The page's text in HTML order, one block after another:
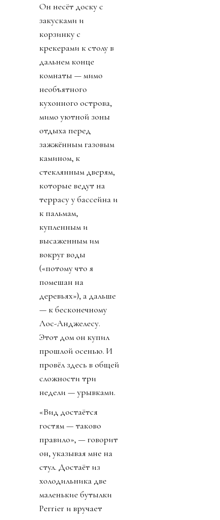
Он несёт доску с
закусками и
корзинку с
крекерами к столу в
дальнем конце
комнаты — мимо
необъятного
кухонного острова,
мимо уютной зоны
отдыха перед
зажжённым газовым
камином, к
стеклянным дверям,
которые ведут на
террасу у бассейна и
к пальмам,
купленным и
высаженным им
вокруг воды
(«потому что я
помешан на
деревьях»), а дальше
— к бесконечному
Лос-Анджелесу.
Этот дом он купил
прошлой осенью. И
провёл здесь в общей
сложности три
недели — урывками.
«Вид достаётся
гостям — таково
правило», — говорит
он, указывая мне на
стул. Достаёт из
холодильника две
маленькие бутылки
Perrier и вручает